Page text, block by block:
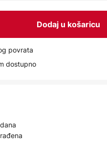
Dodaj u košaricu
povrata
dostupno